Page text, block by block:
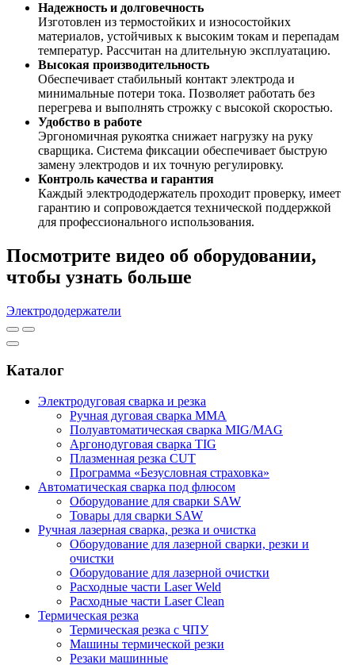
Надежность и долговечность
Изготовлен из термостойких и износостойких
материалов, устойчивых к высоким токам и перепадам
температур. Рассчитан на длительную эксплуатацию.
Высокая производительность
Обеспечивает стабильный контакт электрода и
минимальные потери тока. Позволяет работать без
перегрева и выполнять строжку с высокой скоростью.
Удобство в работе
Эргономичная рукоятка снижает нагрузку на руку
сварщика. Система фиксации обеспечивает быструю
замену электродов и их точную регулировку.
Контроль качества и гарантия
Каждый электрододержатель проходит проверку, имеет
гарантию и сопровождается технической поддержкой
для профессионального использования.
Посмотрите видео об оборудовании,
чтобы узнать больше
Электрододержатели
Каталог
Электродуговая сварка и резка
Ручная дуговая сварка MMA
Полуавтоматическая сварка MIG/MAG
Аргонодуговая сварка TIG
Плазменная резка CUT
Программа «Безусловная страховка»
Автоматическая сварка под флюсом
Оборудование для сварки SAW
Товары для сварки SAW
Ручная лазерная сварка, резка и очистка
Оборудование для лазерной сварки, резки и
очистки
Оборудование для лазерной очистки
Расходные части Laser Weld
Расходные части Laser Clean
Термическая резка
Термическая резка с ЧПУ
Машины термической резки
Резаки машинные